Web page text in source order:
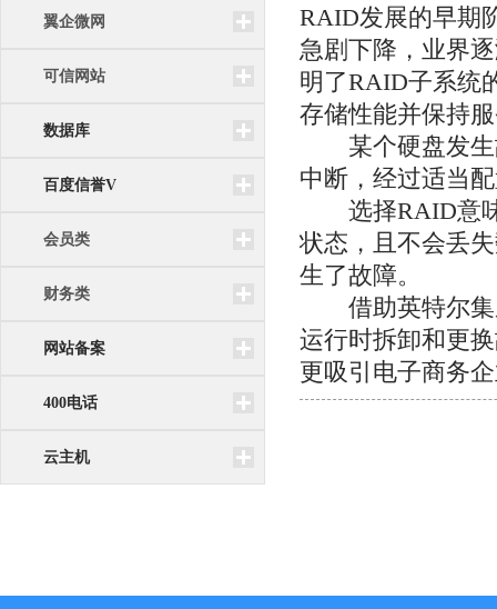
翼企微网
可信网站
数据库
百度信誉V
会员类
财务类
网站备案
400电话
云主机
RAID发展的早期
急剧下降，业界
明了RAID子系统
存储性能并保持
某个硬盘发
中断，经过适当
选择RAID意
状态，且不会丢
生了故障。
借助英特尔
运行时拆卸和更
更吸引电子商务